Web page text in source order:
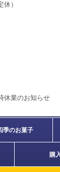
）
休業のお知らせ
季のお菓子
購